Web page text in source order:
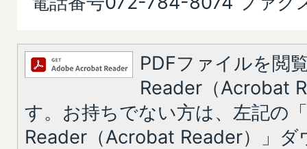
PDFファイルを閲
Reader（Acrobat
す。お持ちでない方は、左記の
Reader（Acrobat Reader）」ダ